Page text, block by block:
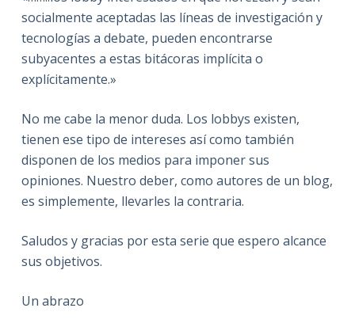
socialmente aceptadas las líneas de investigación y
tecnologías a debate, pueden encontrarse
subyacentes a estas bitácoras implícita o
explícitamente.»
No me cabe la menor duda. Los lobbys existen,
tienen ese tipo de intereses así como también
disponen de los medios para imponer sus
opiniones. Nuestro deber, como autores de un blog,
es simplemente, llevarles la contraria.
Saludos y gracias por esta serie que espero alcance
sus objetivos.
Un abrazo